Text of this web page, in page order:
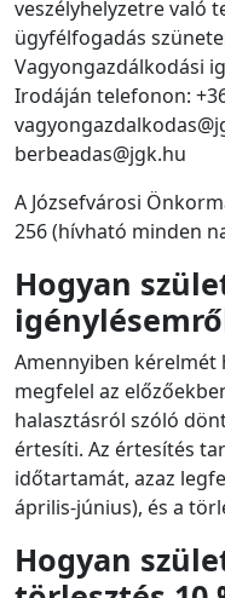
veszélyhelyzetre való
ügyfélfogadás
Vagyongazdálkodási
Irodáján telefonon:
berbeadas@jgk.hu
A Józsefvárosi
256 (hívható minden
Hogyan
Amennyiben
megfelel az
halasztásról szóló
értesíti. Az értesítés
időtartamát, azaz
április-június), és a
Hogyan